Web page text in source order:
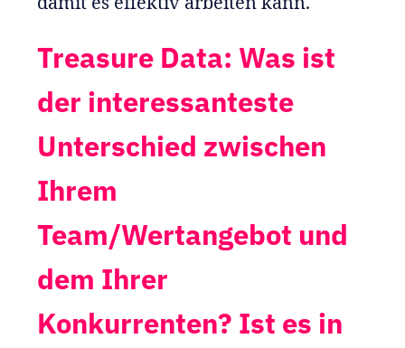
Treasure Data: Was ist
der interessanteste
Unterschied zwischen
Ihrem
Team/Wertangebot und
dem Ihrer
Konkurrenten? Ist es in